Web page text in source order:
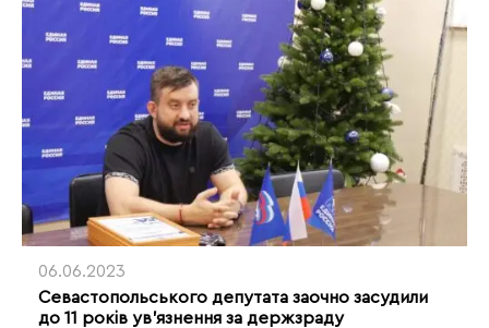
06.06.2023
Севастопольського депутата заочно засудили
до 11 років ув’язнення за держзраду